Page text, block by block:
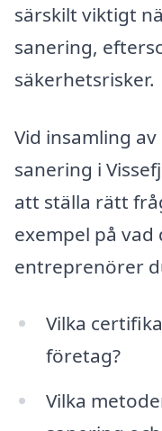
särskilt viktigt
sanering,
säkerhetsrisker.
Vid insamling
sanering i
att ställa rätt
exempel på
entreprenörer
Vilka
företag?
Vilka